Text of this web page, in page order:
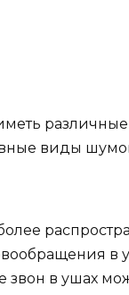
виды
в
в ушах